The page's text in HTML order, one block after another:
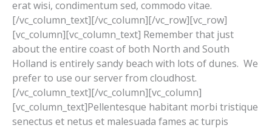
erat wisi, condimentum sed, commodo vitae.
[/vc_column_text][/vc_column][/vc_row][vc_row]
[vc_column][vc_column_text] Remember that just
about the entire coast of both North and South
Holland is entirely sandy beach with lots of dunes. We
prefer to use our server from cloudhost.
[/vc_column_text][/vc_column][vc_column]
[vc_column_text]Pellentesque habitant morbi tristique
senectus et netus et malesuada fames ac turpis